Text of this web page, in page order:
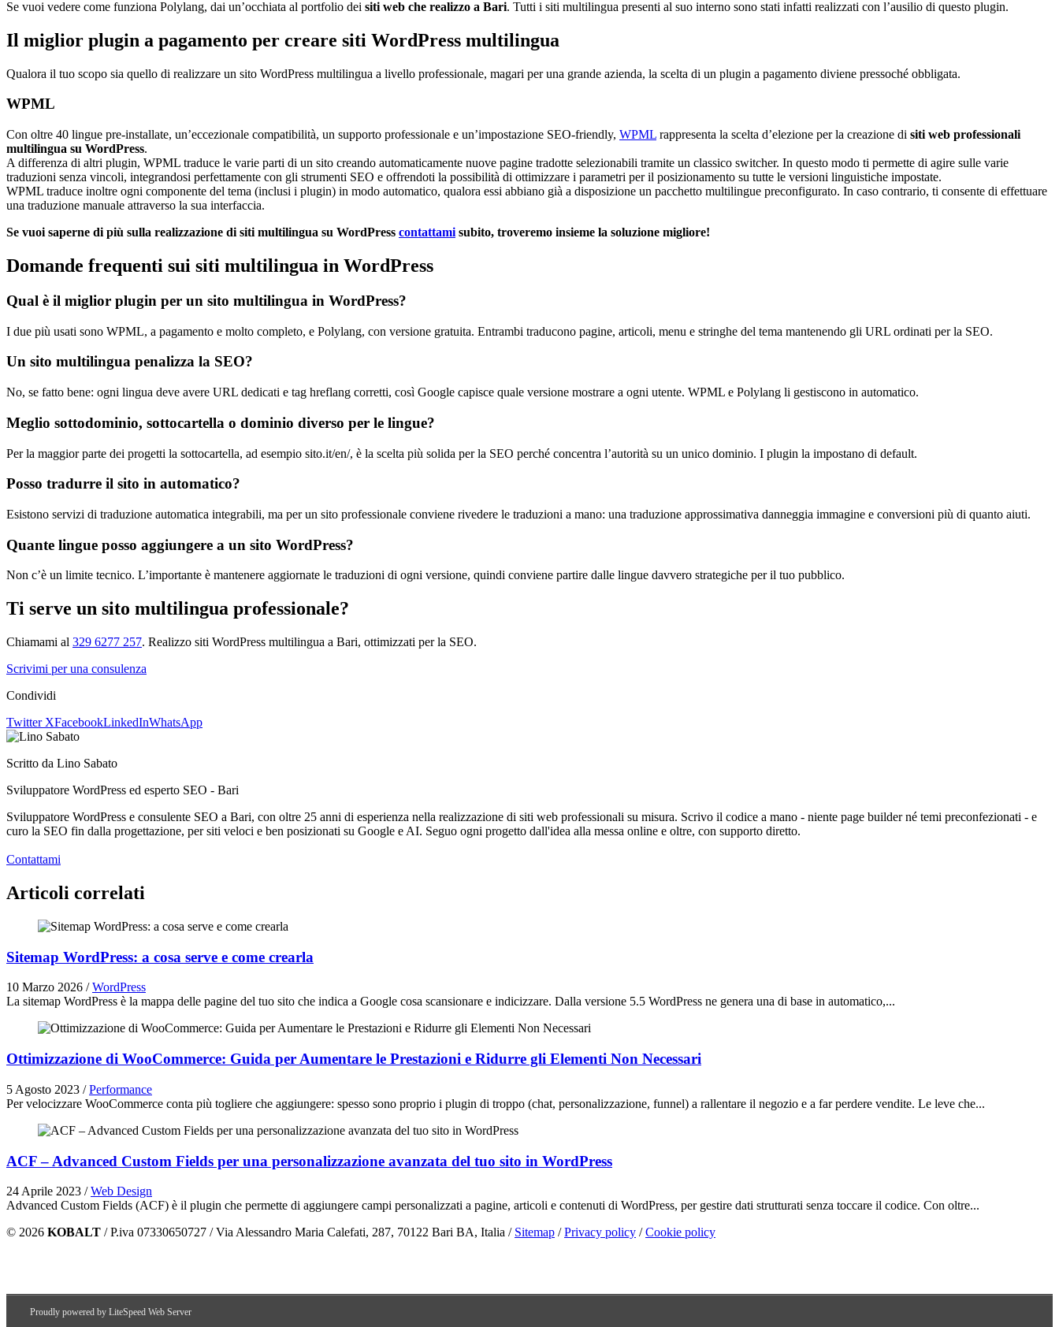
Se vuoi vedere come funziona Polylang, dai un’occhiata al portfolio dei siti web che realizzo a Bari. Tutti i siti multilingua presenti al suo interno sono stati infatti realizzati con l’ausilio di questo plugin.
Il miglior plugin a pagamento per creare siti WordPress multilingua
Qualora il tuo scopo sia quello di realizzare un sito WordPress multilingua a livello professionale, magari per una grande azienda, la scelta di un plugin a pagamento diviene pressoché obbligata.
WPML
Con oltre 40 lingue pre-installate, un’eccezionale compatibilità, un supporto professionale e un’impostazione SEO-friendly, WPML rappresenta la scelta d’elezione per la creazione di siti web professionali
multilingua su WordPress.
A differenza di altri plugin, WPML traduce le varie parti di un sito creando automaticamente nuove pagine tradotte selezionabili tramite un classico switcher. In questo modo ti permette di agire sulle varie
traduzioni senza vincoli, integrandosi perfettamente con gli strumenti SEO e offrendoti la possibilità di ottimizzare i parametri per il posizionamento su tutte le versioni linguistiche impostate.
WPML traduce inoltre ogni componente del tema (inclusi i plugin) in modo automatico, qualora essi abbiano già a disposizione un pacchetto multilingue preconfigurato. In caso contrario, ti consente di effettuare
una traduzione manuale attraverso la sua interfaccia.
Se vuoi saperne di più sulla realizzazione di siti multilingua su WordPress contattami subito, troveremo insieme la soluzione migliore!
Domande frequenti sui siti multilingua in WordPress
Qual è il miglior plugin per un sito multilingua in WordPress?
I due più usati sono WPML, a pagamento e molto completo, e Polylang, con versione gratuita. Entrambi traducono pagine, articoli, menu e stringhe del tema mantenendo gli URL ordinati per la SEO.
Un sito multilingua penalizza la SEO?
No, se fatto bene: ogni lingua deve avere URL dedicati e tag hreflang corretti, così Google capisce quale versione mostrare a ogni utente. WPML e Polylang li gestiscono in automatico.
Meglio sottodominio, sottocartella o dominio diverso per le lingue?
Per la maggior parte dei progetti la sottocartella, ad esempio sito.it/en/, è la scelta più solida per la SEO perché concentra l’autorità su un unico dominio. I plugin la impostano di default.
Posso tradurre il sito in automatico?
Esistono servizi di traduzione automatica integrabili, ma per un sito professionale conviene rivedere le traduzioni a mano: una traduzione approssimativa danneggia immagine e conversioni più di quanto aiuti.
Quante lingue posso aggiungere a un sito WordPress?
Non c’è un limite tecnico. L’importante è mantenere aggiornate le traduzioni di ogni versione, quindi conviene partire dalle lingue davvero strategiche per il tuo pubblico.
Ti serve un sito multilingua professionale?
Chiamami al 329 6277 257. Realizzo siti WordPress multilingua a Bari, ottimizzati per la SEO.
Scrivimi per una consulenza
Condividi
Twitter XFacebookLinkedInWhatsApp
Scritto da Lino Sabato
Sviluppatore WordPress ed esperto SEO - Bari
Sviluppatore WordPress e consulente SEO a Bari, con oltre 25 anni di esperienza nella realizzazione di siti web professionali su misura. Scrivo il codice a mano - niente page builder né temi preconfezionati - e
curo la SEO fin dalla progettazione, per siti veloci e ben posizionati su Google e AI. Seguo ogni progetto dall'idea alla messa online e oltre, con supporto diretto.
Contattami
Articoli correlati
Sitemap WordPress: a cosa serve e come crearla
10 Marzo 2026 / WordPress
La sitemap WordPress è la mappa delle pagine del tuo sito che indica a Google cosa scansionare e indicizzare. Dalla versione 5.5 WordPress ne genera una di base in automatico,...
Ottimizzazione di WooCommerce: Guida per Aumentare le Prestazioni e Ridurre gli Elementi Non Necessari
5 Agosto 2023 / Performance
Per velocizzare WooCommerce conta più togliere che aggiungere: spesso sono proprio i plugin di troppo (chat, personalizzazione, funnel) a rallentare il negozio e a far perdere vendite. Le leve che...
ACF – Advanced Custom Fields per una personalizzazione avanzata del tuo sito in WordPress
24 Aprile 2023 / Web Design
Advanced Custom Fields (ACF) è il plugin che permette di aggiungere campi personalizzati a pagine, articoli e contenuti di WordPress, per gestire dati strutturati senza toccare il codice. Con oltre...
© 2026 KOBALT / P.iva 07330650727 / Via Alessandro Maria Calefati, 287, 70122 Bari BA, Italia / Sitemap /Privacy policy /Cookie policy
Proudly powered by LiteSpeed Web Server